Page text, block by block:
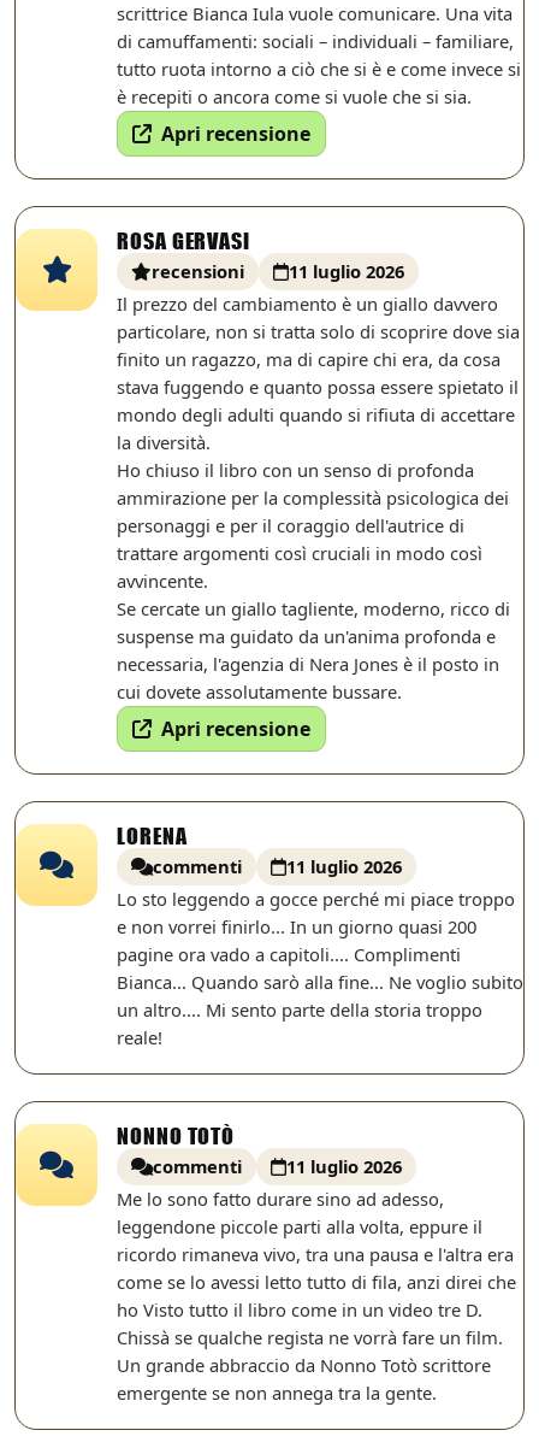
scrittrice Bianca Iula vuole comunicare. Una vita
di camuffamenti: sociali – individuali – familiare,
tutto ruota intorno a ciò che si è e come invece si
è recepiti o ancora come si vuole che si sia.
Apri recensione
ROSA GERVASI
recensioni
11 luglio 2026
Il prezzo del cambiamento è un giallo davvero
particolare, non si tratta solo di scoprire dove sia
finito un ragazzo, ma di capire chi era, da cosa
stava fuggendo e quanto possa essere spietato il
mondo degli adulti quando si rifiuta di accettare
la diversità.
Ho chiuso il libro con un senso di profonda
ammirazione per la complessità psicologica dei
personaggi e per il coraggio dell'autrice di
trattare argomenti così cruciali in modo così
avvincente.
Se cercate un giallo tagliente, moderno, ricco di
suspense ma guidato da un'anima profonda e
necessaria, l'agenzia di Nera Jones è il posto in
cui dovete assolutamente bussare.
Apri recensione
LORENA
commenti
11 luglio 2026
Lo sto leggendo a gocce perché mi piace troppo
e non vorrei finirlo... In un giorno quasi 200
pagine ora vado a capitoli.... Complimenti
Bianca... Quando sarò alla fine... Ne voglio subito
un altro.... Mi sento parte della storia troppo
reale!
NONNO TOTÒ
commenti
11 luglio 2026
Me lo sono fatto durare sino ad adesso,
leggendone piccole parti alla volta, eppure il
ricordo rimaneva vivo, tra una pausa e l'altra era
come se lo avessi letto tutto di fila, anzi direi che
ho Visto tutto il libro come in un video tre D.
Chissà se qualche regista ne vorrà fare un film.
Un grande abbraccio da Nonno Totò scrittore
emergente se non annega tra la gente.